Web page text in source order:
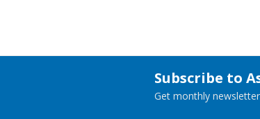
Subscribe to
Get monthly